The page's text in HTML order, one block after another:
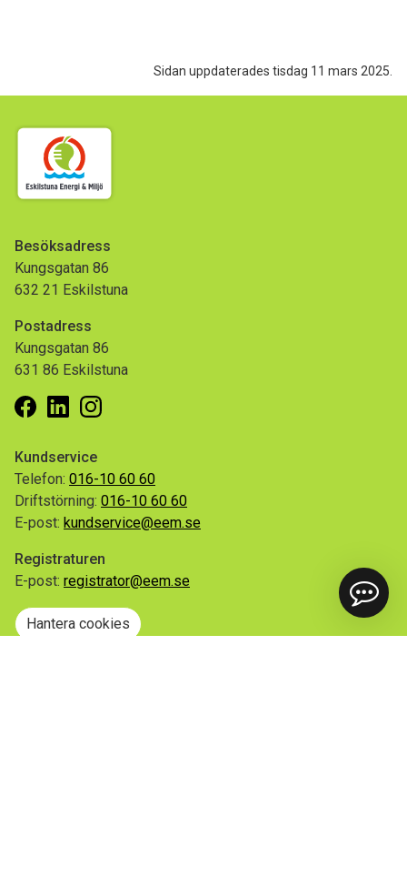
Sidan uppdaterades tisdag 11 mars 2025.
Besöksadress
Kungsgatan 86
632 21 Eskilstuna
Postadress
Kungsgatan 86
631 86 Eskilstuna
Facebook
LinkedinInstagram
Kundservice
Telefon: 016-10 60 60
Driftstörning: 016-10 60 60
E-post: kundservice@eem.se
Registraturen
E-post: registrator@eem.se
Hantera cookies